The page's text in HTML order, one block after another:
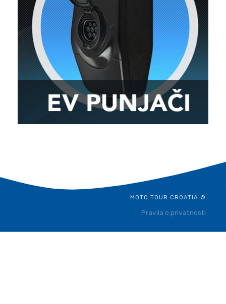
MOTO TOUR CROATIA ©
Pravila o privatnosti